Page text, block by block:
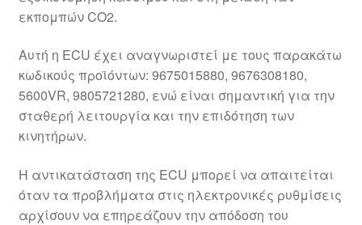
εκπομπών CO2.
Αυτή η ECU έχει αναγνωριστεί με τους παρακάτω
κωδικούς προϊόντων: 9675015880, 9676308180,
5600VR, 9805721280, ενώ είναι σημαντική για την
σταθερή λειτουργία και την επιδότηση των
κινητήρων.
Η αντικατάσταση της ECU μπορεί να απαιτείται
όταν τα προβλήματα στις ηλεκτρονικές ρυθμίσεις
αρχίσουν να επηρεάζουν την απόδοση του